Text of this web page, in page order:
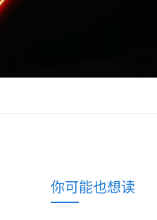
你可能也想读